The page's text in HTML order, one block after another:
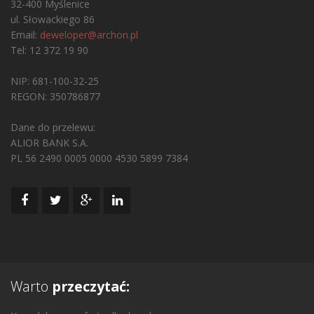
32-400 Myślenice
ul. Słowackiego 86
Email: deweloper@archon.pl
Tel: 12 372 19 90
NIP: 681-100-32-25
REGON: 350786877
Dane do przelewu:
ALIOR BANK S.A.
PL 56 2490 0005 0000 4530 5899 7384
Warto przeczytać: